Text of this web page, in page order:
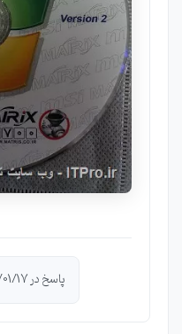
پاسخ در 1396/01/17 توسط